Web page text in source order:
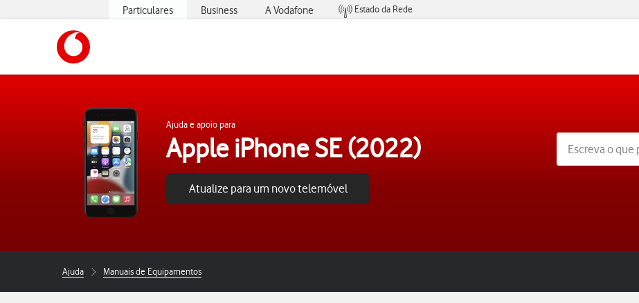
Particulares Business A Vodafone
Estado da Rede
Ajuda e apoio para
Apple iPhone SE (2022)
Atualize para um novo telemóvel
Ajuda Manuais de Equipamentos